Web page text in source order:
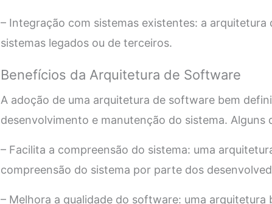
– Integração com sistemas existentes: a
sistemas legados ou de terceiros.
Benefícios da Arquitetura de Software
A adoção de uma arquitetura de software bem
desenvolvimento e manutenção do sistema. Alguns
– Facilita a compreensão do sistema: uma
compreensão do sistema por parte dos
– Melhora a qualidade do software: uma